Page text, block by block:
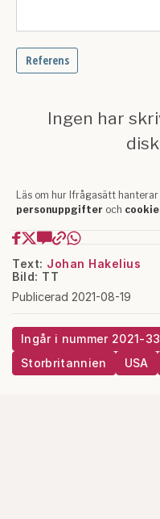
Text: Johan Hakelius
Bild: TT
Publicerad 2021-08-19
Ingår i nummer 2021-33
Storbritannien
USA